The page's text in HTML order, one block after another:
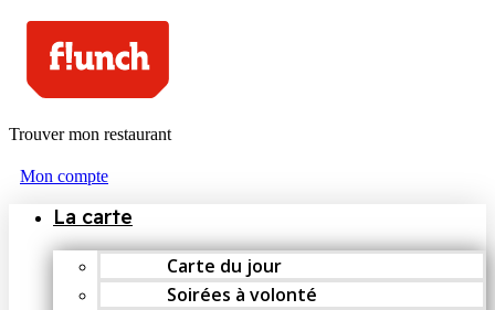
Trouver mon restaurant
Mon compte
La carte
Carte du jour
Soirées à volonté